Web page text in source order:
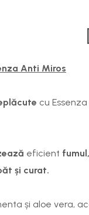
Anti Miros
cu
eficient
și curat.
și aloe vera,